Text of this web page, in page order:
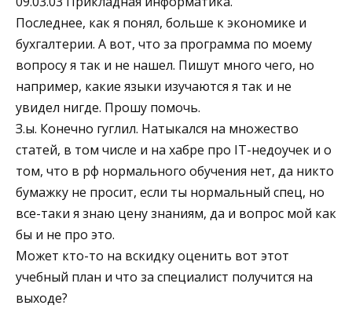
Последнее, как я понял, больше к экономике и
бухгалтерии. А вот, что за программа по моему
вопросу я так и не нашел. Пишут много чего, но
например, какие языки изучаются я так и не
увидел нигде. Прошу помочь.
З.ы. Конечно гуглил. Натыкался на множество
статей, в том числе и на хабре про IT-недоучек и о
том, что в рф нормального обучения нет, да никто
бумажку не просит, если ты нормальный спец, но
все-таки я знаю цену знаниям, да и вопрос мой как
бы и не про это.
Может кто-то на вскидку оценить вот этот
учебный план и что за специалист получится на
выходе?